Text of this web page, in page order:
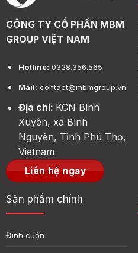
CÔNG TY CỔ PHẦN MBM
GROUP VIỆT NAM
Hotline: 0328.356.565
Mail: contact@mbmgroup.vn
Địa chỉ: KCN Bình
Xuyên, xã Bình
Nguyên, Tỉnh Phú Thọ,
Vietnam
Liên hệ ngay
Sản phẩm chính
Đinh cuộn